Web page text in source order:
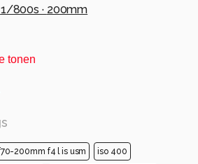
1/800s · 200mm
tonen
200mm f4 l is usm iso 400